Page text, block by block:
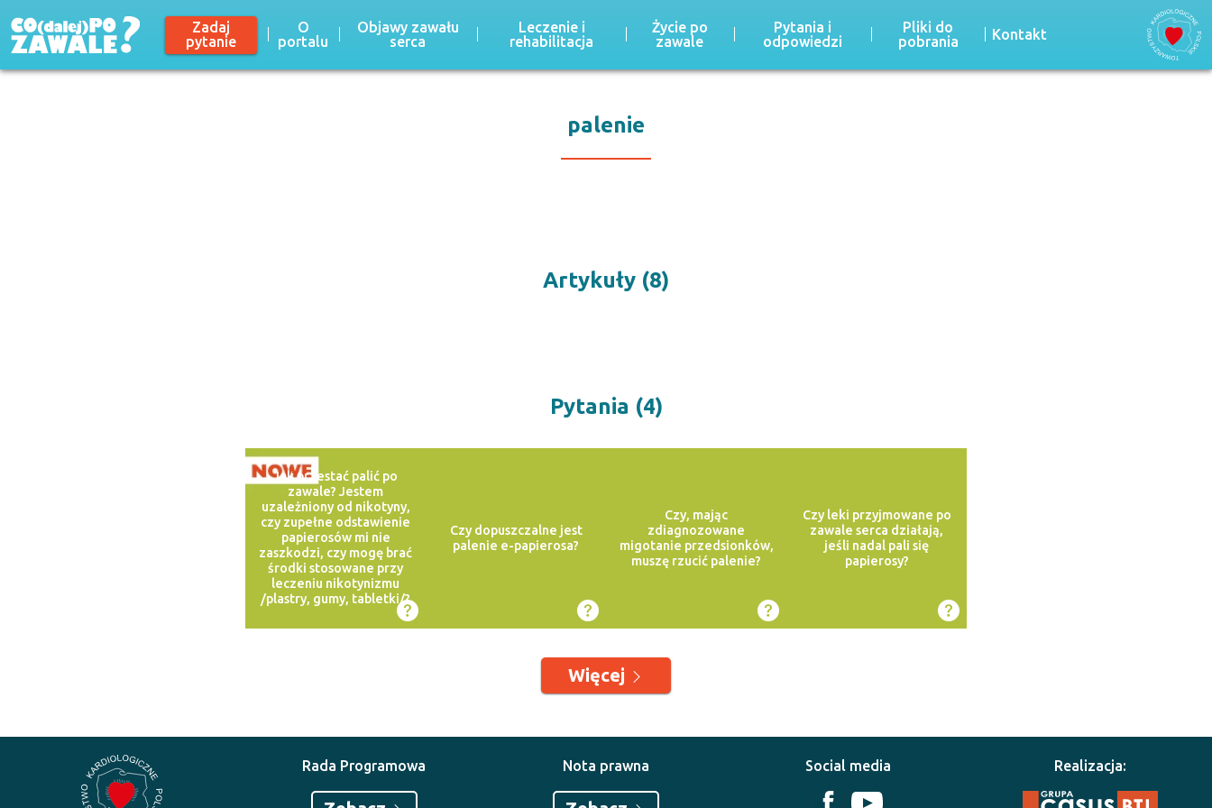
Zadaj
pytanie
O
portalu
Objawy zawału
serca
Leczenie i
rehabilitacja
Życie po
zawale
Pytania i
odpowiedzi
Pliki do
pobrania
Kontakt
palenie
Artykuły (8)
Pytania (4)
Jak przestać palić po
zawale? Jestem
uzależniony od nikotyny,
czy zupełne odstawienie
papierosów mi nie
zaszkodzi, czy mogę brać
środki stosowane przy
leczeniu nikotynizmu
/plastry, gumy, tabletki/?
Czy dopuszczalne jest
palenie e-papierosa?
Czy, mając
zdiagnozowane
migotanie przedsionków,
muszę rzucić palenie?
Czy leki przyjmowane po
zawale serca działają,
jeśli nadal pali się
papierosy?
Więcej
Rada Programowa Nota prawna Social media Realizacja: